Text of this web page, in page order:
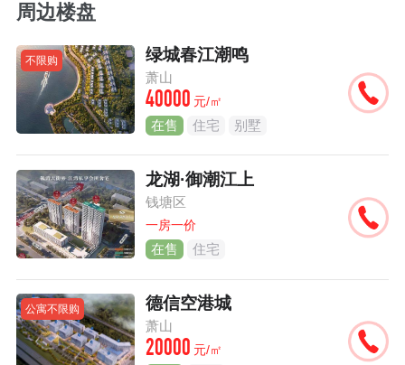
周边楼盘
不限购 绿城春江潮鸣
萧山
40000 元/㎡
在售 住宅 别墅
龙湖·御潮江上
钱塘区
一房一价
在售 住宅
公寓不限购 德信空港城
萧山
20000 元/㎡